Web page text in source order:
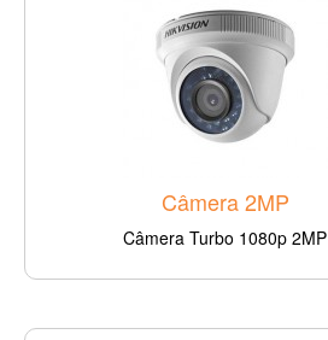
Câmera 2MP
Câmera Turbo 1080p 2MP